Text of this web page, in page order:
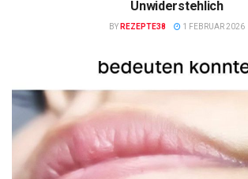
Unwiderstehlich
BY REZEPTE38 1 FEBRUAR 2026